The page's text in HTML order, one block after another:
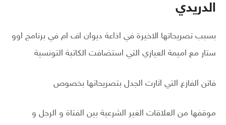
الدريدي
بسبب تصريحاتها الاخيرة في اذاعة ديوان اف ام في برنامج اوو
ستار مع اميمة العياري التي استضافت الكاتبة التونسية
فاتن الفازع التي اثارت الجدل بتصريحاتها بخصوص
موقفها من العلاقات الغير الشرعية بين الفتاة و الرجل و